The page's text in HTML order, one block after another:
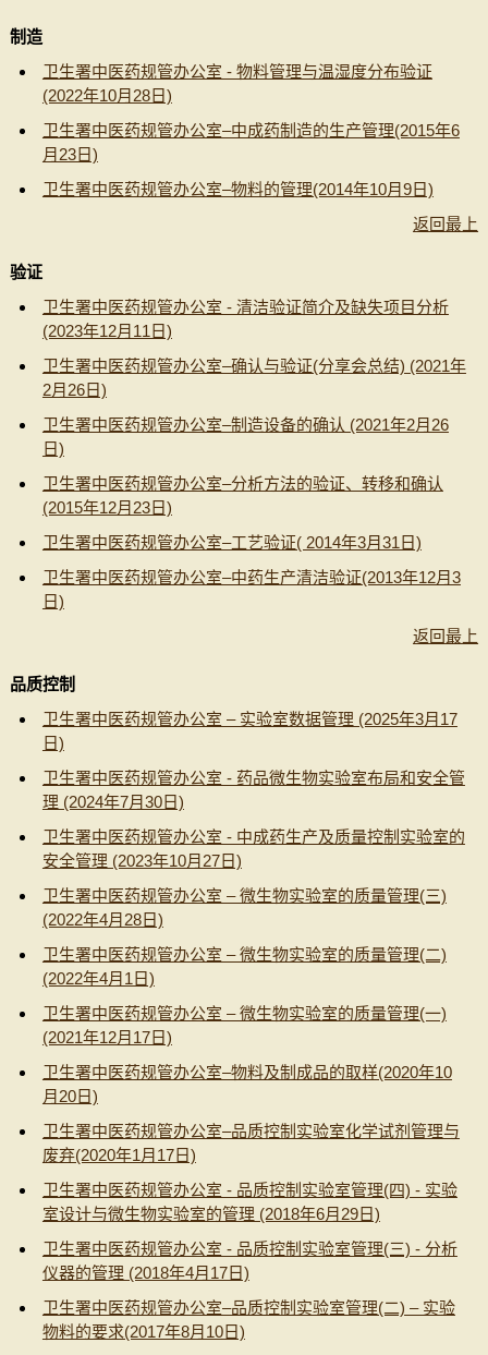
制造
卫生署中医药规管办公室 - 物料管理与温湿度分布验证
(2022年10月28日)
卫生署中医药规管办公室–中成药制造的生产管理(2015年6
月23日)
卫生署中医药规管办公室–物料的管理(2014年10月9日)
返回最上
验证
卫生署中医药规管办公室 - 清洁验证简介及缺失项目分析
(2023年12月11日)
卫生署中医药规管办公室–确认与验证(分享会总结) (2021年
2月26日)
卫生署中医药规管办公室–制造设备的确认 (2021年2月26
日)
卫生署中医药规管办公室–分析方法的验证、转移和确认
(2015年12月23日)
卫生署中医药规管办公室–工艺验证( 2014年3月31日)
卫生署中医药规管办公室–中药生产清洁验证(2013年12月3
日)
返回最上
品质控制
卫生署中医药规管办公室 – 实验室数据管理 (2025年3月17
日)
卫生署中医药规管办公室 - 药品微生物实验室布局和安全管
理 (2024年7月30日)
卫生署中医药规管办公室 - 中成药生产及质量控制实验室的
安全管理 (2023年10月27日)
卫生署中医药规管办公室 – 微生物实验室的质量管理(三)
(2022年4月28日)
卫生署中医药规管办公室 – 微生物实验室的质量管理(二)
(2022年4月1日)
卫生署中医药规管办公室 – 微生物实验室的质量管理(一)
(2021年12月17日)
卫生署中医药规管办公室–物料及制成品的取样(2020年10
月20日)
卫生署中医药规管办公室–品质控制实验室化学试剂管理与
废弃(2020年1月17日)
卫生署中医药规管办公室 - 品质控制实验室管理(四) - 实验
室设计与微生物实验室的管理 (2018年6月29日)
卫生署中医药规管办公室 - 品质控制实验室管理(三) - 分析
仪器的管理 (2018年4月17日)
卫生署中医药规管办公室–品质控制实验室管理(二) – 实验
物料的要求(2017年8月10日)